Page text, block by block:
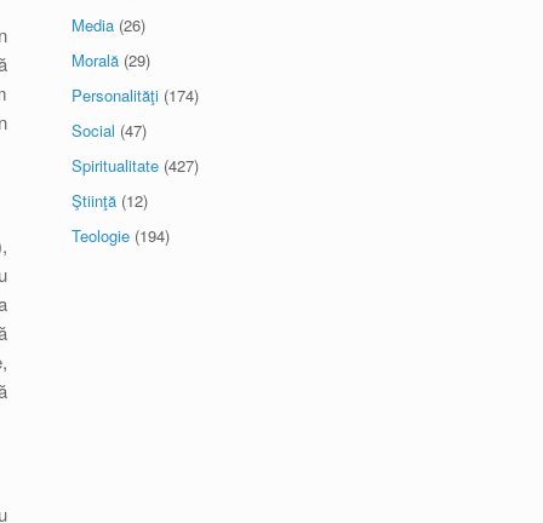
Media (26)
Morală (29)
Personalităţi (174)
Social (47)
Spiritualitate (427)
Ştiinţă (12)
Teologie (194)